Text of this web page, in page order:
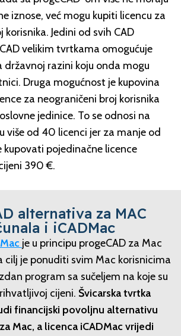
iznose, već mogu kupiti licencu za
korisnika. Jedini od svih CAD
velikim tvrtkama omogućuje
državnoj razini koju onda mogu
Druga mogućnost je kupovina
za neograničeni broj korisnika
jedinice. To se odnosi na
više od 40 licenci jer za manje od
pojedinačne licence
390 €.
alternativa za MAC
i iCADMac
je u principu progeCAD za Mac
cilj je ponuditi svim Mac korisnicima
program sa sučeljem na koje su
cijeni. Švicarska tvrtka
financijski povoljnu alternativu
Mac, a licenca iCADMac vrijedi